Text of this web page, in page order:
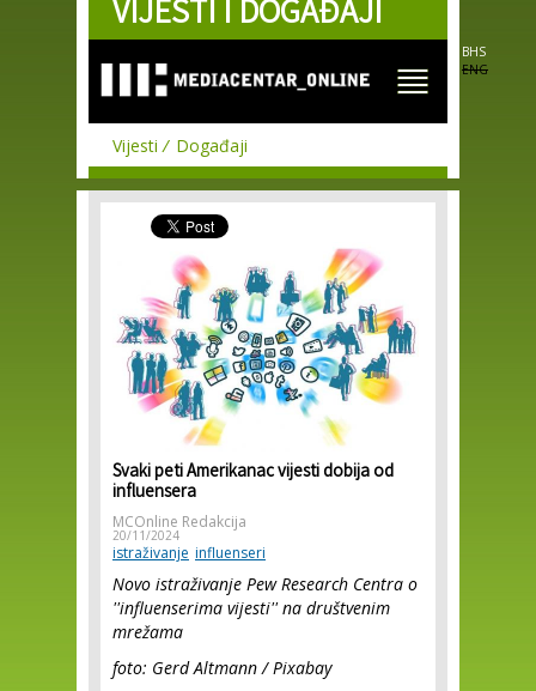
Skip to
main
VIJESTI I DOGAĐAJI
BHS
ENG
Vijesti Događaji
Svaki peti Amerikanac vijesti dobija od
influensera
MCOnline Redakcija
20/11/2024
istraživanje influenseri
Novo istraživanje Pew Research Centra o
''influenserima vijesti'' na društvenim
mrežama
foto: Gerd Altmann / Pixabay